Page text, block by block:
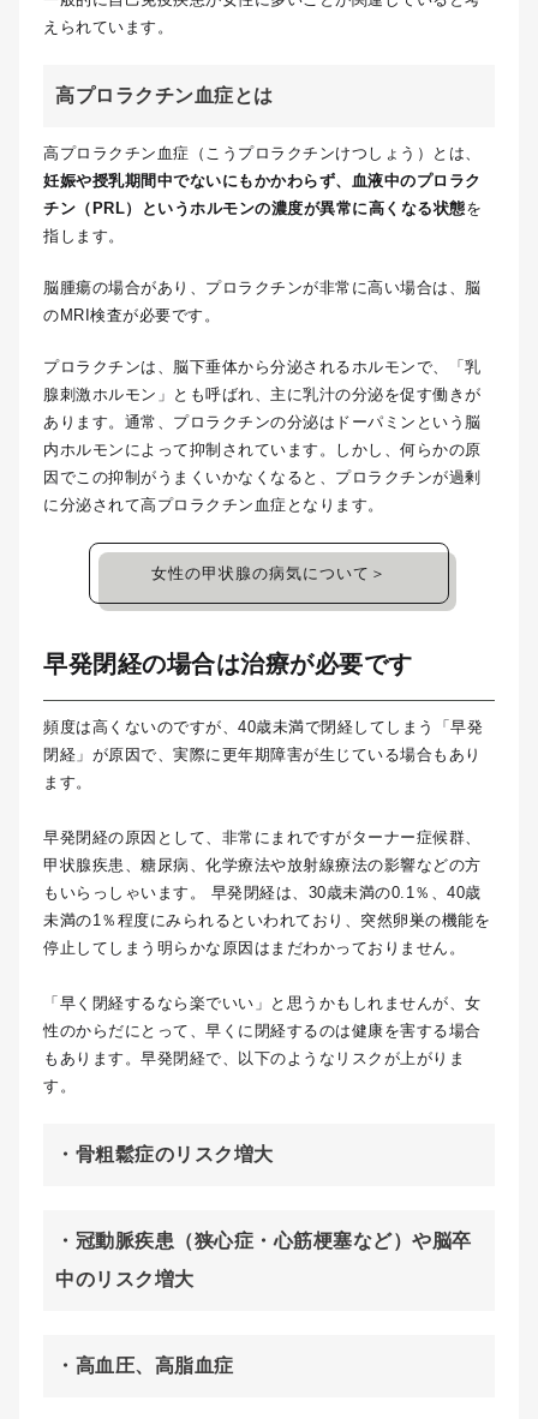
えられています。
高プロラクチン血症とは
高プロラクチン血症（こうプロラクチンけつしょう）とは、
妊娠や授乳期間中でないにもかかわらず、血液中のプロラク
チン（PRL）というホルモンの濃度が異常に高くなる状態を
指します。
脳腫瘍の場合があり、プロラクチンが非常に高い場合は、脳
のMRI検査が必要です。
プロラクチンは、脳下垂体から分泌されるホルモンで、「乳
腺刺激ホルモン」とも呼ばれ、主に乳汁の分泌を促す働きが
あります。通常、プロラクチンの分泌はドーパミンという脳
内ホルモンによって抑制されています。しかし、何らかの原
因でこの抑制がうまくいかなくなると、プロラクチンが過剰
に分泌されて高プロラクチン血症となります。
女性の甲状腺の病気について＞
早発閉経の場合は治療が必要です
頻度は高くないのですが、40歳未満で閉経してしまう「早発
閉経」が原因で、実際に更年期障害が生じている場合もあり
ます。
早発閉経の原因として、非常にまれですがターナー症候群、
甲状腺疾患、糖尿病、化学療法や放射線療法の影響などの方
もいらっしゃいます。 早発閉経は、30歳未満の0.1％、40歳
未満の1％程度にみられるといわれており、突然卵巣の機能を
停止してしまう明らかな原因はまだわかっておりません。
「早く閉経するなら楽でいい」と思うかもしれませんが、女
性のからだにとって、早くに閉経するのは健康を害する場合
もあります。早発閉経で、以下のようなリスクが上がりま
す。
・骨粗鬆症のリスク増大
・冠動脈疾患（狭心症・心筋梗塞など）や脳卒
中のリスク増大
・高血圧、高脂血症